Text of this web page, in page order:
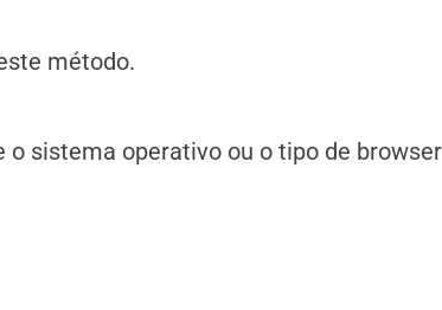
método.
sistema operativo ou o tipo de